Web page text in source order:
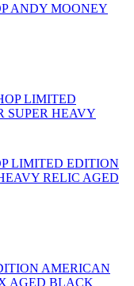
ANDY MOONEY
LIMITED EDITION
RELIC AGED